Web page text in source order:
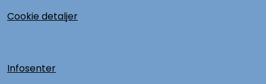
Cookie detaljer
Infosenter